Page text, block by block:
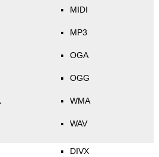
MIDI
MP3
OGA
OGG
WMA
WAV
DIVX